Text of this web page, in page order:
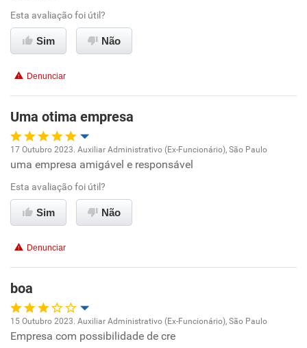
Não recomenda esta empresa
Esta avaliação foi útil?
Sim Não
Denunciar
Uma otima empresa
Oportunidade de promoção
Ambiente de trabalho
Benefícios
Recomenda esta empresa
Recomenda a diretoria
17 Outubro 2023. Auxiliar Administrativo (Ex-Funcionário), São Paulo
uma empresa amigável e responsável
Esta avaliação foi útil?
Sim Não
Denunciar
boa
Oportunidade de promoção
15 Outubro 2023. Auxiliar Administrativo (Ex-Funcionário), São Paulo
Empresa com possibilidade de cre